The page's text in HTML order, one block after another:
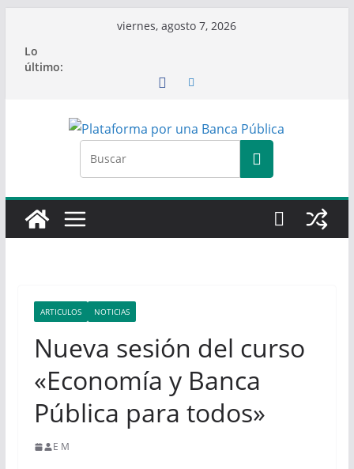
contenido
viernes, agosto 7, 2026
Lo
último:
ARTICULOS NOTICIAS
Nueva sesión del curso
«Economía y Banca
Pública para todos»
E M